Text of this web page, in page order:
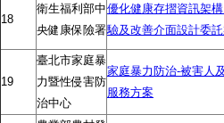
18
衛生福利部中
央健康保險署
優化健康存摺資訊架
驗及改善介面設計委
19
臺北市家庭暴
力暨性侵害防
治中心
家庭暴力防治-被害人
服務方案